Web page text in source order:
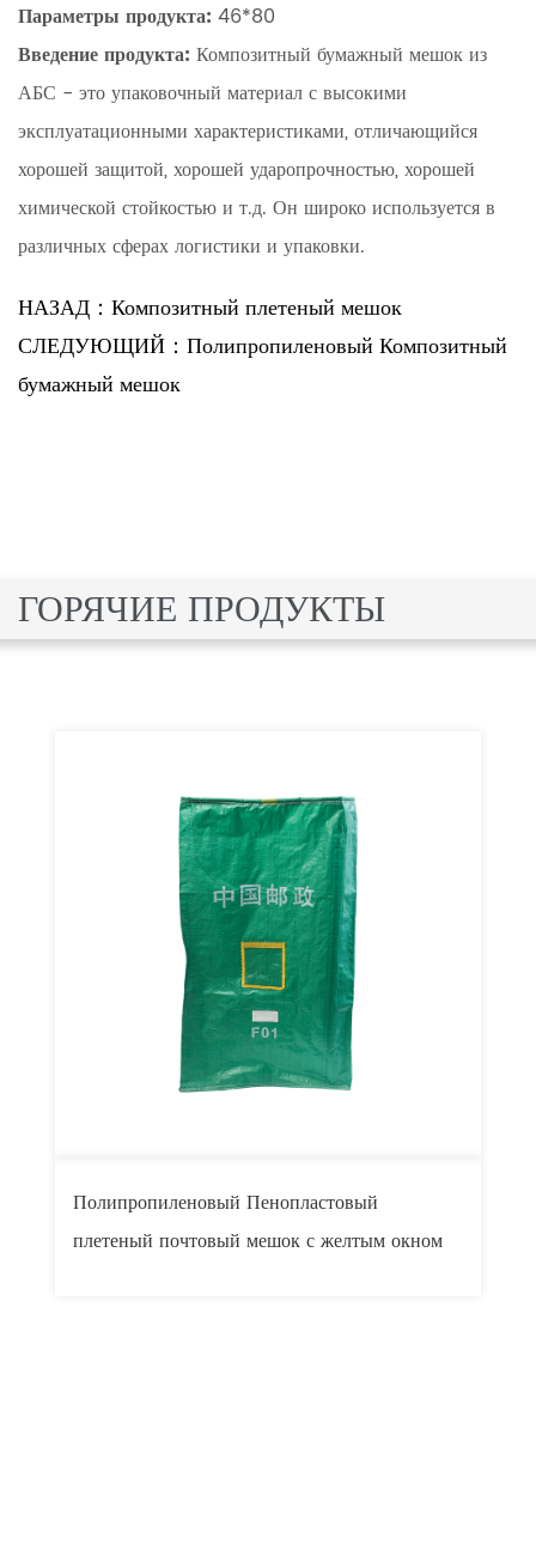
Параметры продукта: 46*80
Введение продукта: Композитный бумажный мешок из
АБС - это упаковочный материал с высокими
эксплуатационными характеристиками, отличающийся
хорошей защитой, хорошей ударопрочностью, хорошей
химической стойкостью и т.д. Он широко используется в
различных сферах логистики и упаковки.
НАЗАД：Композитный плетеный мешок
СЛЕДУЮЩИЙ：Полипропиленовый Композитный
бумажный мешок
ГОРЯЧИЕ ПРОДУКТЫ
Полипропиленовый Пенопластовый
плетеный почтовый мешок с желтым окном